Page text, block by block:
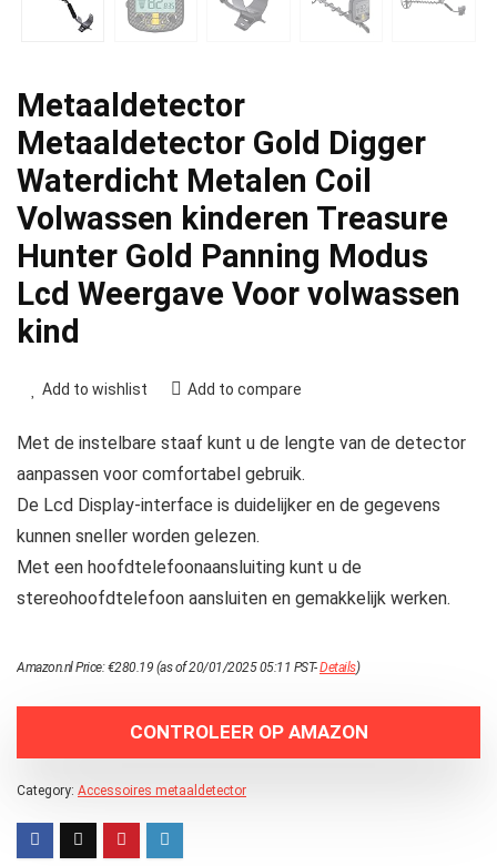
Metaaldetector
Metaaldetector Gold Digger
Waterdicht Metalen Coil
Volwassen kinderen Treasure
Hunter Gold Panning Modus
Lcd Weergave Voor volwassen
kind
Add to wishlist Add to compare
Met de instelbare staaf kunt u de lengte van de detector
aanpassen voor comfortabel gebruik.
De Lcd Display-interface is duidelijker en de gegevens
kunnen sneller worden gelezen.
Met een hoofdtelefoonaansluiting kunt u de
stereohoofdtelefoon aansluiten en gemakkelijk werken.
Amazon.nl Price:€280.19 (as of 20/01/2025 05:11 PST-Details)
CONTROLEER OP AMAZON
Category: Accessoires metaaldetector